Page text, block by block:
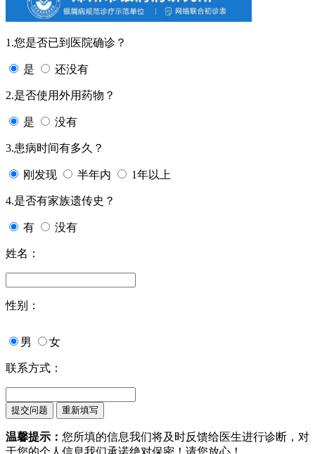
1.您是否已到医院确诊？
是 还没有
2.是否使用外用药物？
是 没有
3.患病时间有多久？
刚发现 半年内 1年以上
4.是否有家族遗传史？
有 没有
姓名：
性别：
男 女
联系方式：
温馨提示： 您所填的信息我们将及时反馈给医生进行诊断，对
于您的个人信息我们承诺绝对保密！请您放心！